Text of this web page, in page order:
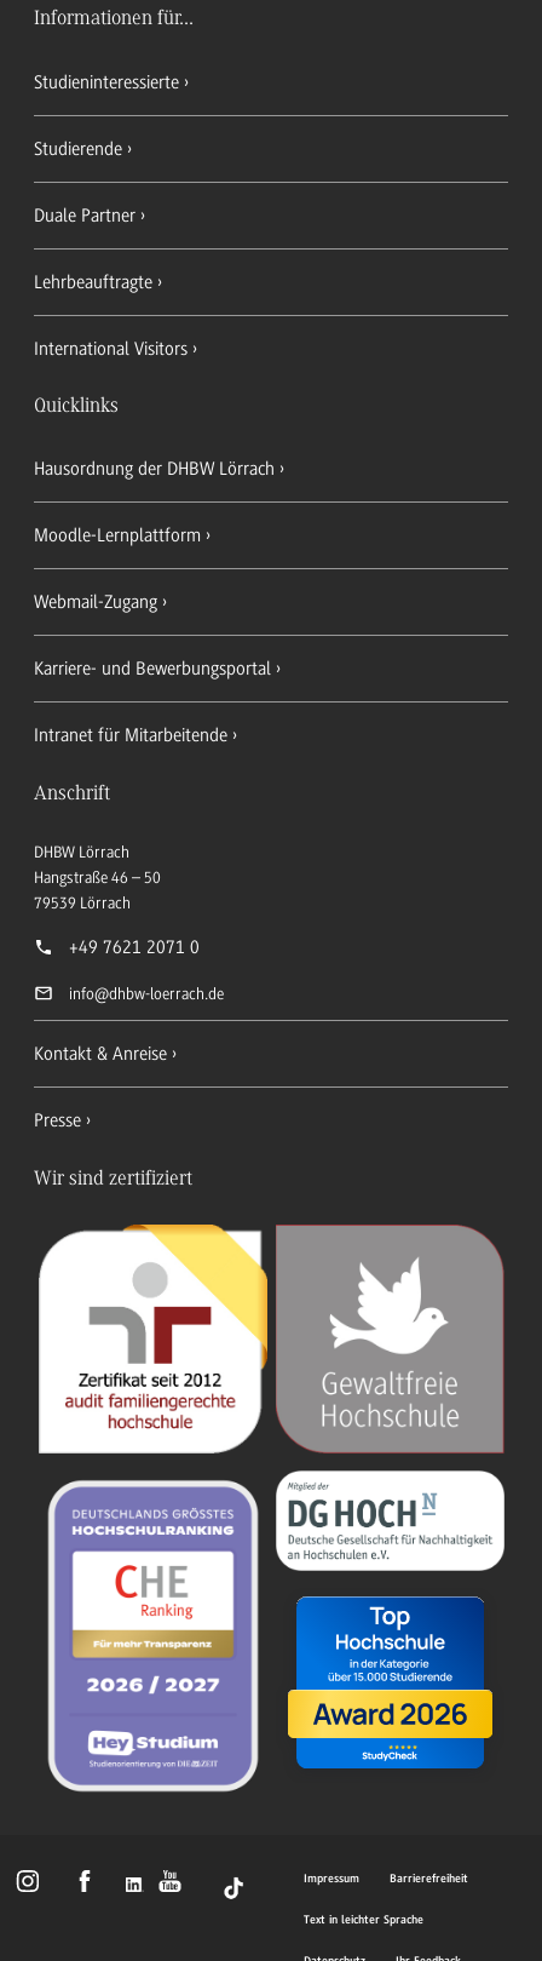
Informationen für...
Studieninteressierte
Studierende
Duale Partner
Lehrbeauftragte
International Visitors
Quicklinks
Hausordnung der DHBW Lörrach
Moodle-Lernplattform
Webmail-Zugang
Karriere- und Bewerbungsportal
Intranet für Mitarbeitende
Anschrift
DHBW Lörrach
Hangstraße 46 – 50
79539 Lörrach
+49 7621 2071 0
info@dhbw-loerrach.de
Kontakt & Anreise
Presse
Wir sind zertifiziert
Impressum Barrierefreiheit
Text in leichter Sprache